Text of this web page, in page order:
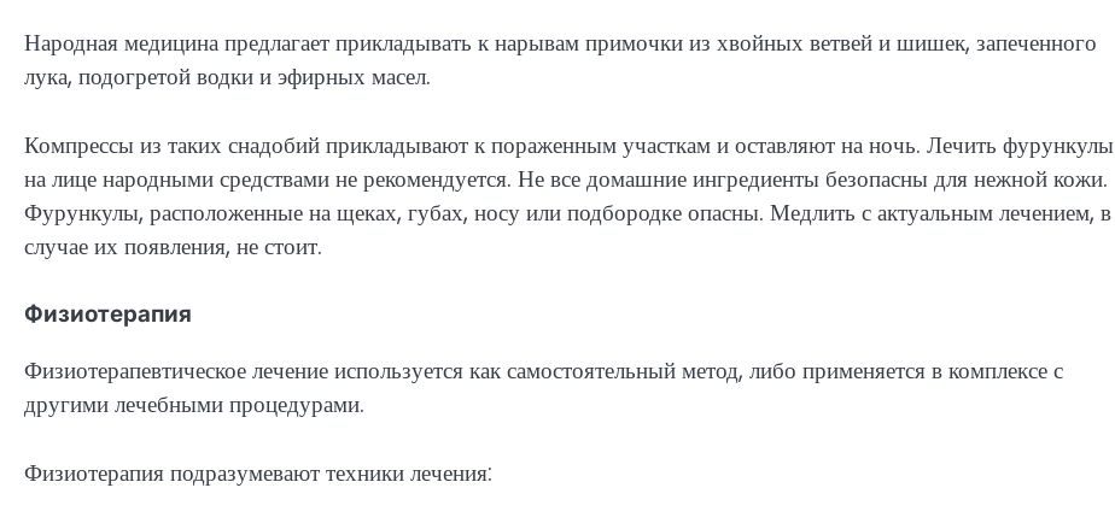
Народная медицина предлагает прикладывать к нарывам примочки из хвойных ветвей и шишек, запеченного
лука, подогретой водки и эфирных масел.
Компрессы из таких снадобий прикладывают к пораженным участкам и оставляют на ночь. Лечить фурункулы
на лице народными средствами не рекомендуется. Не все домашние ингредиенты безопасны для нежной кожи.
Фурункулы, расположенные на щеках, губах, носу или подбородке опасны. Медлить с актуальным лечением, в
случае их появления, не стоит.
Физиотерапия
Физиотерапевтическое лечение используется как самостоятельный метод, либо применяется в комплексе с
другими лечебными процедурами.
Физиотерапия подразумевают техники лечения: